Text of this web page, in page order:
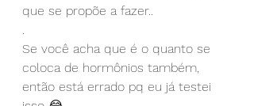
que se propõe a fazer..
Se você acha que é o quanto se
coloca de hormônios também,
então está errado pq eu já testei